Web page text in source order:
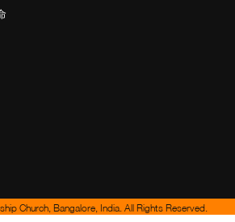
Church, Bangalore, India. All Rights Reserved.